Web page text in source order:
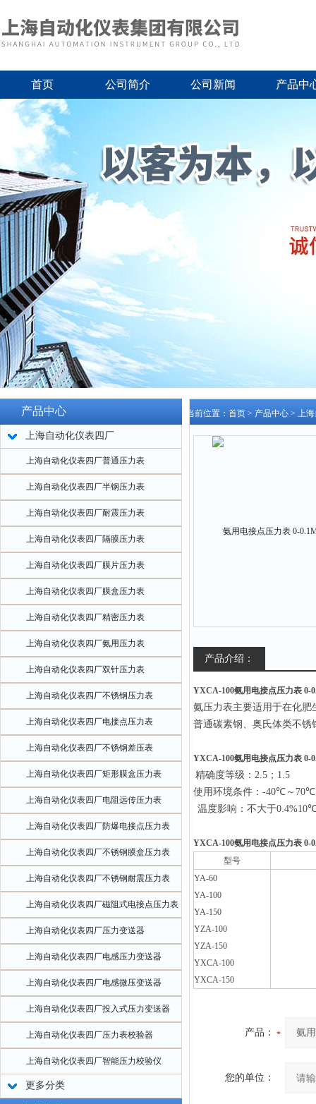
首页 公司简介 公司新闻 产品中
产品中心
上海自动化仪表四厂
上海自动化仪表四厂普通压力表
上海自动化仪表四厂半钢压力表
上海自动化仪表四厂耐震压力表
上海自动化仪表四厂隔膜压力表
上海自动化仪表四厂膜片压力表
上海自动化仪表四厂膜盒压力表
上海自动化仪表四厂精密压力表
上海自动化仪表四厂氨用压力表
上海自动化仪表四厂双针压力表
上海自动化仪表四厂不锈钢压力表
上海自动化仪表四厂电接点压力表
上海自动化仪表四厂不锈钢差压表
上海自动化仪表四厂矩形膜盒压力表
上海自动化仪表四厂电阻远传压力表
上海自动化仪表四厂防爆电接点压力表
上海自动化仪表四厂不锈钢膜盒压力表
上海自动化仪表四厂不锈钢耐震压力表
上海自动化仪表四厂磁阻式电接点压力表
上海自动化仪表四厂压力变送器
上海自动化仪表四厂电感压力变送器
上海自动化仪表四厂电感微压变送器
上海自动化仪表四厂投入式压力变送器
上海自动化仪表四厂压力表校验器
上海自动化仪表四厂智能压力校验仪
更多分类
当前位置： 首页 > 产品中心 > 上
产品介绍：
YXCA-100氨用电接点压力表 0-
氨压力表主要适用于在化
普通碳素钢、奥氏体类不
YXCA-100氨用电接点压力表 0-
精确度等级：2.5；1.5
使用环境条件：-40℃ ～70℃
温度影响：不大于0.4%10
YXCA-100氨用电接点压力表 0-
型号
YA-60
YA-100
YA-150
YZA-100
YZA-150
YXCA-100
YXCA-150
产品：
您的单位：